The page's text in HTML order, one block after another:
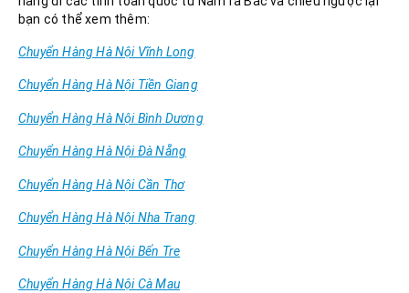
bạn có thể xem thêm:
Chuyển Hàng Hà Nội Vĩnh Long
Chuyển Hàng Hà Nội Tiền Giang
Chuyển Hàng Hà Nội Bình Dương
Chuyển Hàng Hà Nội Đà Nẵng
Chuyển Hàng Hà Nội Cần Thơ
Chuyển Hàng Hà Nội Nha Trang
Chuyển Hàng Hà Nội Bến Tre
Chuyển Hàng Hà Nội Cà Mau